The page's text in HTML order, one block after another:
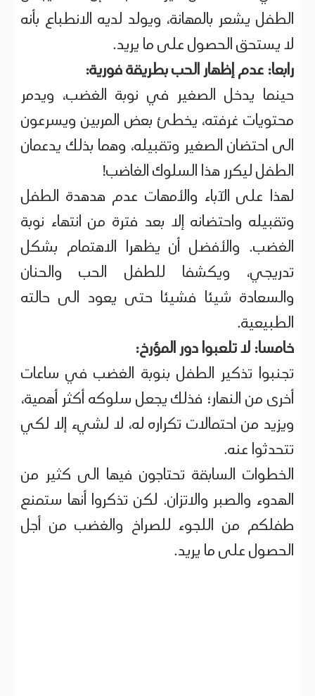
الطفل يشعر بالمهانة، ويولد لديه الانطباع بأنه
لا يستحق الحصول على ما يريد.
رابعا: عدم إظهار الحب بطريقة فورية:
حينما يدخل الصغير في نوبة الغضب، ويدمر
محتويات غرفته، يخطئ بعض المربين ويسرعون
الى احتضان الصغير وتقبيله، وهما بذلك يدعمان
الطفل ليكرر هذا السلوك الغاضب!
لهذا على الآباء والأمهات عدم هدهدة الطفل
وتقبيله واحتضانه إلا بعد فترة من انتهاء نوبة
الغضب. والأفضل أن يظهرا الاهتمام بشكل
تدريجي، ويكشفا للطفل الحب والحنان
والسعادة شيئا فشيئا حتى يعود الى حالته
الطبيعية.
خامسا: لا تلعبوا دور المؤرخ:
تجنبوا تذكير الطفل بنوبة الغضب في ساعات
أخرى من النهار؛ فذلك يجعل سلوكه أكثر أهمية،
ويزيد من احتمالات تكراره له، لا لشيء إلا لكي
تتحدثوا عنه.
الخطوات السابقة تحتاجون فيها الى كثير من
الهدوء والصبر والاتزان. لكن تذكروا أنها ستمنع
طفلكم من اللجوء للصراخ والغضب من أجل
الحصول على ما يريد.